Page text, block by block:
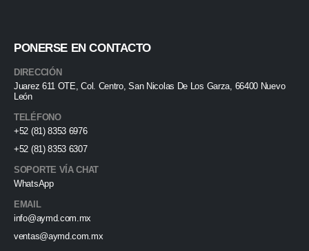
PONERSE EN CONTACTO
DIRECCIÓN
Juarez 611 OTE, Col. Centro, San Nicolas De Los Garza, 66400 Nuevo
León
TELÉFONO
+52 (81) 8353 6976
+52 (81) 8353 6307
SOPORTE VÍA CHAT
WhatsApp
EMAIL
info@aymd.com.mx
ventas@aymd.com.mx